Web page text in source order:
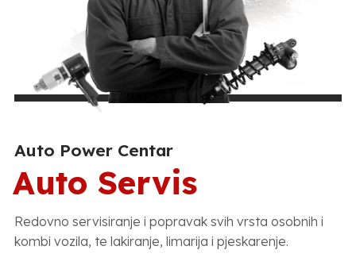
Auto Power Centar
Auto Servis
Redovno servisiranje i popravak svih vrsta osobnih i
kombi vozila, te lakiranje, limarija i pjeskarenje.